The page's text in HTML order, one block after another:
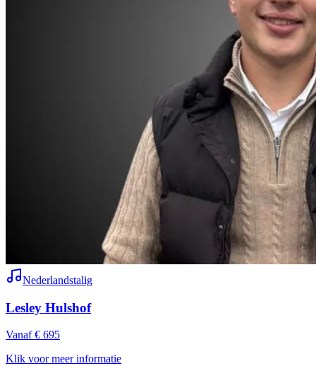
Nederlandstalig
Lesley Hulshof
Vanaf € 695
Klik voor meer informatie